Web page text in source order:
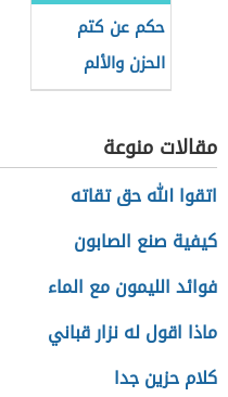
حكم عن كتم
الحزن والألم
مقالات منوعة
اتقوا الله حق تقاته
كيفية صنع الصابون
فوائد الليمون مع الماء
ماذا اقول له نزار قباني
كلام حزين جدا